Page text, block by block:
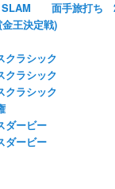
SLAM 面手旅打ち
王決定戦)
クラシック
クラシック
クラシック
ダービー
ダービー